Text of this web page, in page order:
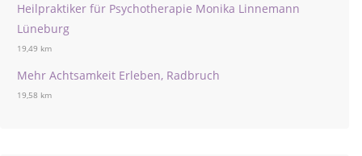
Heilpraktiker für Psychotherapie Monika Linnemann
Lüneburg
19,49 km
Mehr Achtsamkeit Erleben, Radbruch
19,58 km